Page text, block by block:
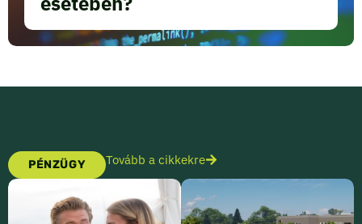
PÉNZÜGY Tovább a cikkekre